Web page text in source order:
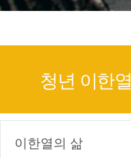
청년 이한열
이한열의 삶